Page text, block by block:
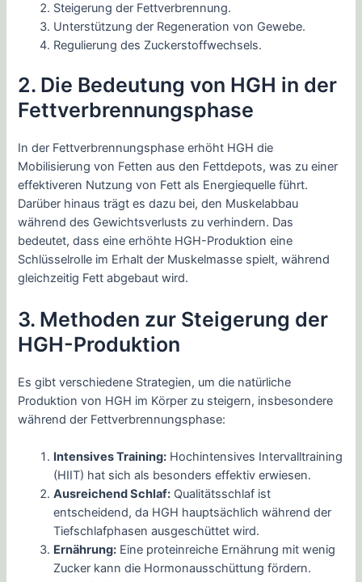
Steigerung der Fettverbrennung.
Unterstützung der Regeneration von Gewebe.
Regulierung des Zuckerstoffwechsels.
2. Die Bedeutung von HGH in der
Fettverbrennungsphase
In der Fettverbrennungsphase erhöht HGH die
Mobilisierung von Fetten aus den Fettdepots, was zu einer
effektiveren Nutzung von Fett als Energiequelle führt.
Darüber hinaus trägt es dazu bei, den Muskelabbau
während des Gewichtsverlusts zu verhindern. Das
bedeutet, dass eine erhöhte HGH-Produktion eine
Schlüsselrolle im Erhalt der Muskelmasse spielt, während
gleichzeitig Fett abgebaut wird.
3. Methoden zur Steigerung der
HGH-Produktion
Es gibt verschiedene Strategien, um die natürliche
Produktion von HGH im Körper zu steigern, insbesondere
während der Fettverbrennungsphase:
Intensives Training: Hochintensives Intervalltraining
(HIIT) hat sich als besonders effektiv erwiesen.
Ausreichend Schlaf: Qualitätsschlaf ist
entscheidend, da HGH hauptsächlich während der
Tiefschlafphasen ausgeschüttet wird.
Ernährung: Eine proteinreiche Ernährung mit wenig
Zucker kann die Hormonausschüttung fördern.